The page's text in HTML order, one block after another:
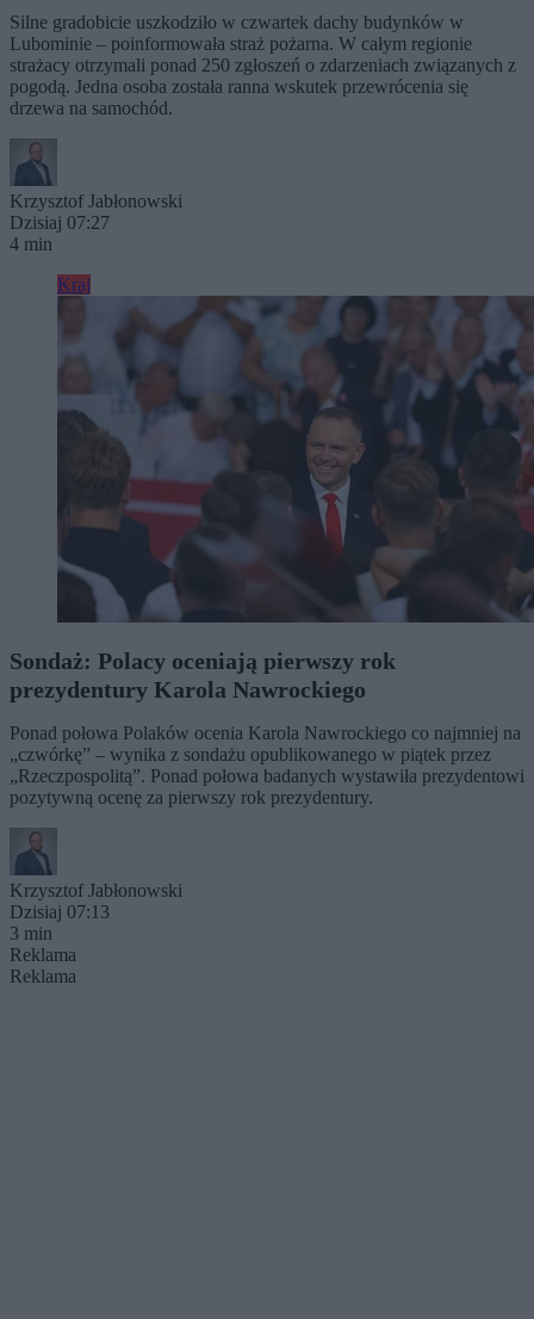
Silne gradobicie uszkodziło w czwartek dachy budynków w
Lubominie – poinformowała straż pożarna. W całym regionie
strażacy otrzymali ponad 250 zgłoszeń o zdarzeniach związanych z
pogodą. Jedna osoba została ranna wskutek przewrócenia się
drzewa na samochód.
Krzysztof Jabłonowski
Dzisiaj 07:27
4 min
Kraj
Sondaż: Polacy oceniają pierwszy rok
prezydentury Karola Nawrockiego
Ponad połowa Polaków ocenia Karola Nawrockiego co najmniej na
„czwórkę” – wynika z sondażu opublikowanego w piątek przez
„Rzeczpospolitą”. Ponad połowa badanych wystawiła prezydentowi
pozytywną ocenę za pierwszy rok prezydentury.
Krzysztof Jabłonowski
Dzisiaj 07:13
3 min
Reklama
Reklama